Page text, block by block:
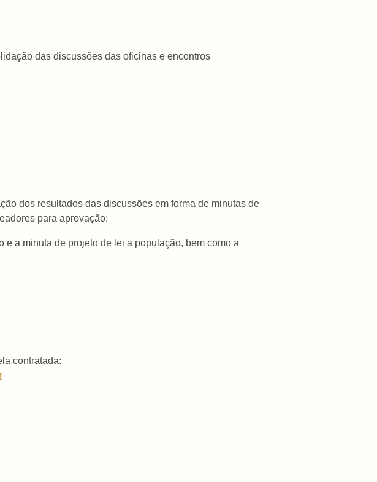
das discussões das oficinas e encontros
dos resultados das discussões em forma de minutas de
para aprovação:
a minuta de projeto de lei a população, bem como a
contratada: